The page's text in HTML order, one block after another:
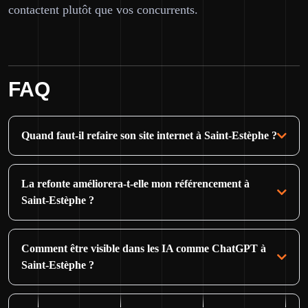
contactent plutôt que vos concurrents.
FAQ
Quand faut-il refaire son site internet à Saint-Estèphe ?
La refonte améliorera-t-elle mon référencement à
Saint-Estèphe ?
Comment être visible dans les IA comme ChatGPT à
Saint-Estèphe ?